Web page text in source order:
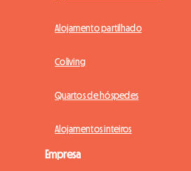
Alojamento partilhado
Coliving
Quartos de hóspedes
Alojamentos inteiros
Empresa